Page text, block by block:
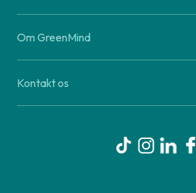
Om GreenMind
Kontakt os